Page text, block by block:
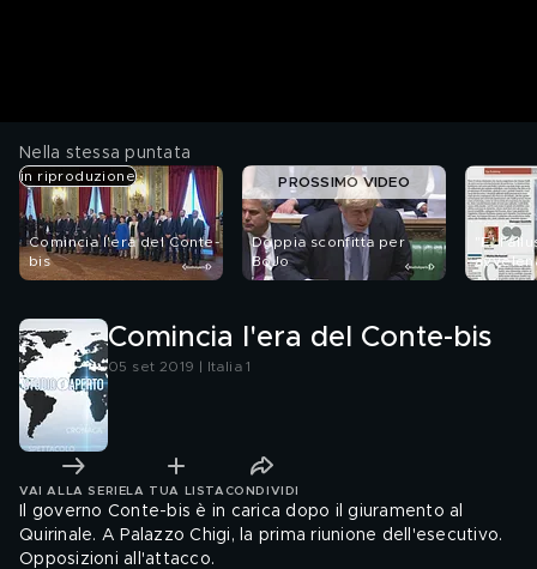
Nella stessa puntata
in riproduzione
Comincia l'era del Conte-
bis
Doppia sconfitta per
BoJo
PROSSIMO VIDEO
"E'
Comincia l'era del Conte-bis
05 set 2019 | Italia 1
VAI ALLA SERIE LA TUA LISTA CONDIVIDI
Il governo Conte-bis è in carica dopo il giuramento al
Quirinale. A Palazzo Chigi, la prima riunione dell'esecutivo.
Opposizioni all'attacco.